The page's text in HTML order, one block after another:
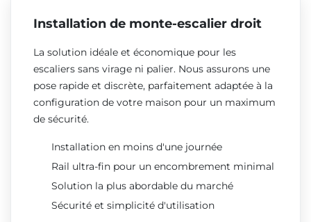
Installation de monte-escalier droit
La solution idéale et économique pour les
escaliers sans virage ni palier. Nous assurons une
pose rapide et discrète, parfaitement adaptée à la
configuration de votre maison pour un maximum
de sécurité.
Installation en moins d'une journée
Rail ultra-fin pour un encombrement minimal
Solution la plus abordable du marché
Sécurité et simplicité d'utilisation